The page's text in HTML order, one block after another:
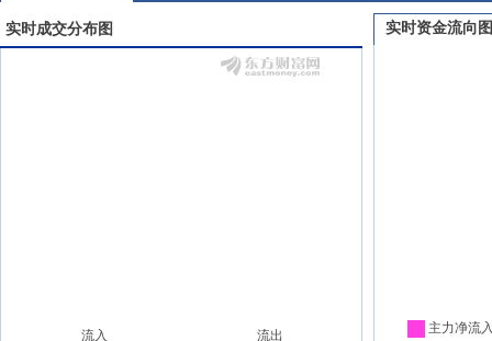
实时成交分布图
流入
流出
实时资金流向图
主力净流